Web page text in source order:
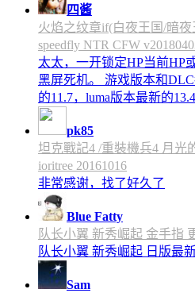
四酱
火焰之纹章if(白夜王国/暗
speedfly NTR CFW
太太，一开锁定HP当前HP
黑屏死机。 游戏版本和
的11.7，luma版本最新的13.4
pk85
坦克戰記4 /重裝機兵4 月光
ioritree 20161016
非常感谢，找了好久了
Blue Fatty
队长小翼 新秀崛起 金手指
队长小翼 新秀崛起 日版最
Sam